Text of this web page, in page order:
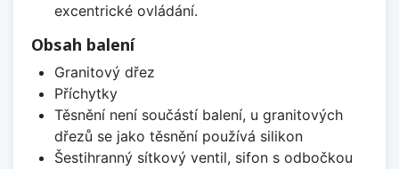
excentrické ovládání.
Obsah balení
Granitový dřez
Příchytky
Těsnění není součástí balení, u granitových
dřezů se jako těsnění používá silikon
Šestihranný sítkový ventil, sifon s odbočkou